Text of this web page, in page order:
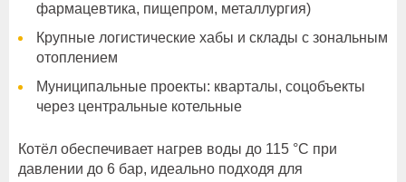
фармацевтика, пищепром, металлургия)
Крупные логистические хабы и склады с зональным
отоплением
Муниципальные проекты: кварталы, соцобъекты
через центральные котельные
Котёл обеспечивает нагрев воды до 115 °C при
давлении до 6 бар, идеально подходя для